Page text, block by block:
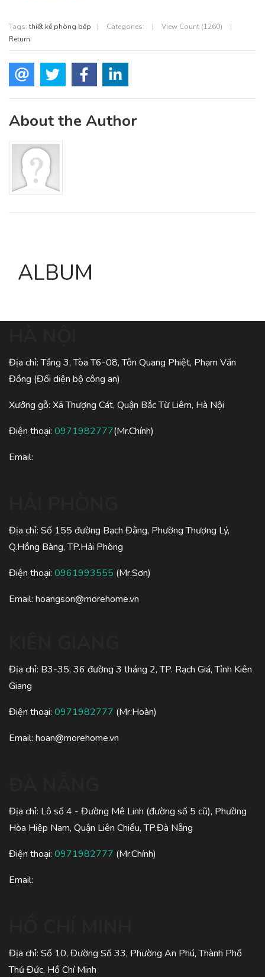
Tags: thiết kế phòng bếp | Categories: | View Count (1260)
|
Return
About the Author
ALBUM
Địa chỉ: Tầng 3, Tòa T6-08, Tôn Quang Phiệt, Phạm Văn
Đồng (Đối diện bộ công an)
Xưởng gỗ: Xã Thượng Cát, Quận Bắc Từ Liêm, Hà Nội
Điện thoại: 0971982777(Mr.Chính)
Email:
Địa chỉ: Số 155 đường Bạch Đằng, Phường Thượng Lý,
Q.Hồng Bàng, TP.Hải Phòng
Điện thoại: 0961993555 (Mr.Sơn)
Email: hoangson@morehome.vn
Địa chỉ: B3-35, 36 đường 3 tháng 2, TP. Rạch Giá, Tỉnh Kiên
Giang
Điện thoại: 0971982777 (Mr.Hoàn)
Email: hoan@morehome.vn
Địa chỉ: Lô số 4 - Đường Mê Linh (đường số 5 cũ), Phường
Hòa Hiệp Nam, Quận Liên Chiểu, TP.Đà Nẵng
Điện thoại: 0971982777 (Mr.Chính)
Email:
Địa chỉ: Số 10, Đường Số 33, Phường An Phú, Thành Phố
Thủ Đức, Hồ Chí Minh